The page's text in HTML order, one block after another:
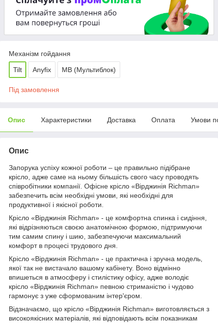
Механізм гойдання
Tilt Anyfix МВ (Мультиблок)
Під замовлення
Опис Характеристики Доставка Оплата Умови
Опис
Запорука успіху кожної роботи – це правильно підібране
крісло, адже саме на ньому більшість свого часу проводять
співробітники компанії. Офісне крісло «Вірджинія Richman»
забезпечить всім необхідні умови, які необхідні для
продуктивної і якісної роботи.
Крісло «Вірджинія Richman» - це комфортна спинка і сидіння,
які відрізняються своєю анатомічною формою, підтримуючи
тим самим спину і шию, забезпечуючи максимальний
комфорт в процесі трудового дня.
Крісло «Вірджинія Richman» - це практична і зручна модель,
якої так не вистачало вашому кабінету. Воно відмінно
впишеться в атмосферу і стилістику офісу, адже володіє
крісло «Вірджинія Richman» певною стриманістю і чудово
гармонує з уже сформованим інтер'єром.
Відзначаємо, що крісло «Вірджинія Richman» виготовляється з
високоякісних матеріалів, які відповідають всім показникам